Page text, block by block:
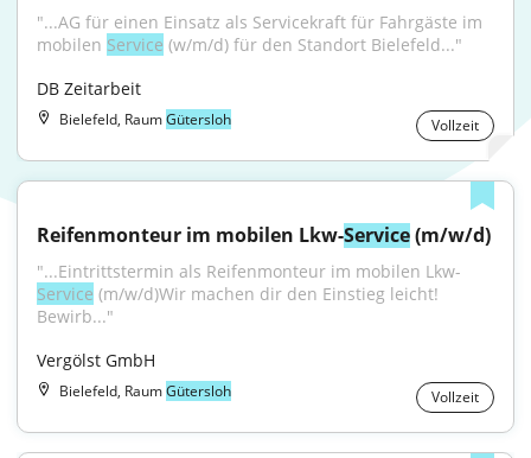
"...AG für einen Einsatz als Servicekraft für Fahrgäste im
mobilen Service (w/m/d) für den Standort Bielefeld..."
DB Zeitarbeit
Bielefeld, RaumGütersloh Vollzeit
Reifenmonteur im mobilen Lkw-Service (m/w/d)
"...Eintrittstermin als Reifenmonteur im mobilen Lkw-
Service (m/w/d)Wir machen dir den Einstieg leicht!
Bewirb..."
Vergölst GmbH
Bielefeld, RaumGütersloh Vollzeit